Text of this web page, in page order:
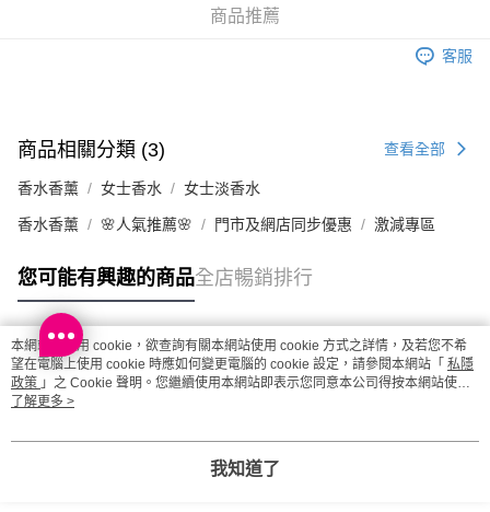
商品推薦
客服
商品相關分類 (3) 查看全部
香水香薰 女士香水 女士淡香水
香水香薰 🌸人氣推薦🌸 門市及網店同步優惠 激減專區
您可能有興趣的商品全店暢銷排行
熱門標籤
熱銷排行
本網站中使用 cookie，欲查詢有關本網站使用 cookie 方式之詳情，及若您不希
望在電腦上使用 cookie 時應如何變更電腦的 cookie 設定，請參閱本網站「 私隱
政策 」之 Cookie 聲明。您繼續使用本網站即表示您同意本公司得按本網站使用
條款之 Cookie 聲明使用 cookie。
了解更多 >
我知道了